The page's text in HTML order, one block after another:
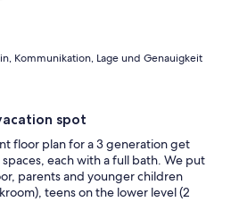
Kommunikation, Lage und Genauigkeit
spot
floor plan for a 3 generation get
each with a full bath. We put
parents and younger children
teens on the lower level (2